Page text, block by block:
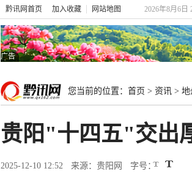
黔讯网首页 加入收藏 网站地图 2026年8月6日
广告
您当前的位置： 首页 > 资讯 > 地
贵阳"十四五"交出
2025-12-10 12:52 来源：贵阳网 字号：